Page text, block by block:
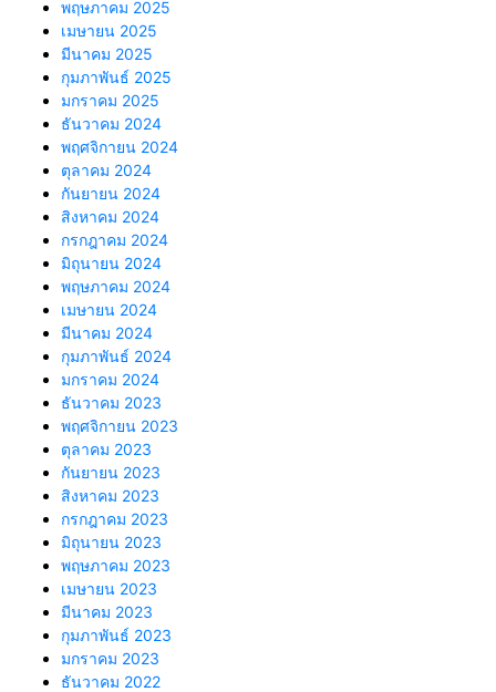
พฤษภาคม 2025
เมษายน 2025
มีนาคม 2025
กุมภาพันธ์ 2025
มกราคม 2025
ธันวาคม 2024
พฤศจิกายน 2024
ตุลาคม 2024
กันยายน 2024
สิงหาคม 2024
กรกฎาคม 2024
มิถุนายน 2024
พฤษภาคม 2024
เมษายน 2024
มีนาคม 2024
กุมภาพันธ์ 2024
มกราคม 2024
ธันวาคม 2023
พฤศจิกายน 2023
ตุลาคม 2023
กันยายน 2023
สิงหาคม 2023
กรกฎาคม 2023
มิถุนายน 2023
พฤษภาคม 2023
เมษายน 2023
มีนาคม 2023
กุมภาพันธ์ 2023
มกราคม 2023
ธันวาคม 2022